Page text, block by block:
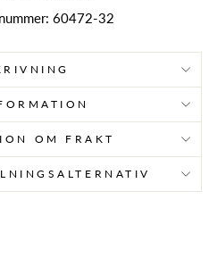
60472-32
OM FRAKT